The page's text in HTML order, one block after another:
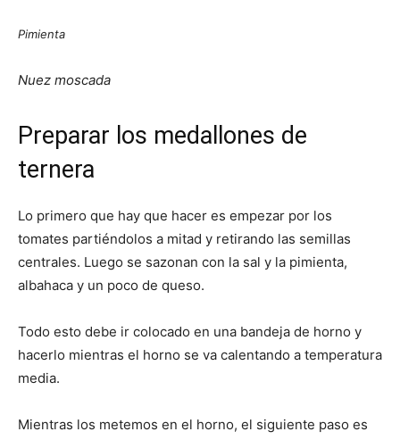
Pimienta
Nuez moscada
Preparar los medallones de
ternera
Lo primero que hay que hacer es empezar por los
tomates partiéndolos a mitad y retirando las semillas
centrales. Luego se sazonan con la sal y la pimienta,
albahaca y un poco de queso.
Todo esto debe ir colocado en una bandeja de horno y
hacerlo mientras el horno se va calentando a temperatura
media.
Mientras los metemos en el horno, el siguiente paso es